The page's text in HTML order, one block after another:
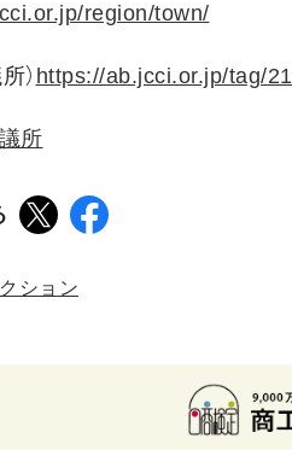
region/town/
） https://ab.jcci.or.jp/tag/
所
ション